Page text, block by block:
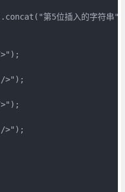
第5位插入的字符串
>");
>");